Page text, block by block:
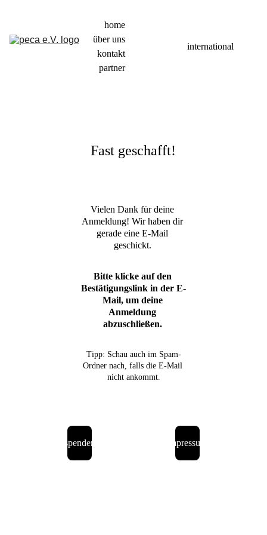
home
über uns
kontakt
partner
international
Fast geschafft!
Vielen Dank für deine
Anmeldung! Wir haben dir
gerade eine E-Mail
geschickt.
Bitte klicke auf den
Bestätigungslink in der E-
Mail, um deine
Anmeldung
abzuschließen.
Tipp: Schau auch im Spam-
Ordner nach, falls die E-Mail
nicht ankommt.
impressum
spenden